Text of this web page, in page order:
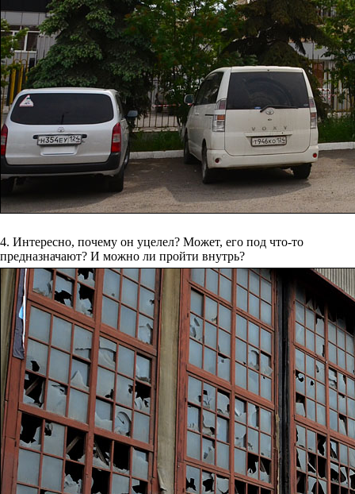
4. Интересно, почему он уцелел? Может, его под что-то
предназначают? И можно ли пройти внутрь?